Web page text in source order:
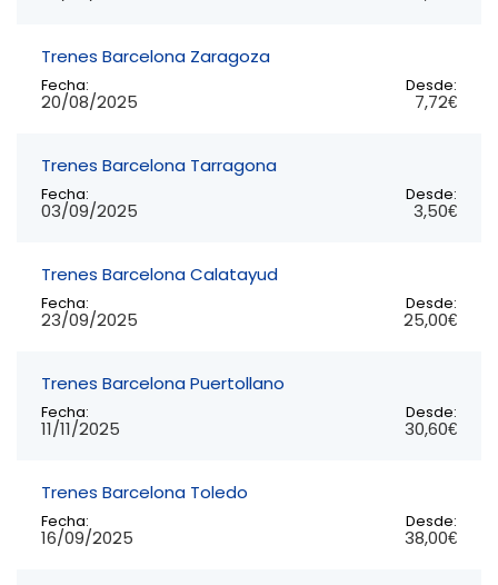
Trenes Barcelona Zaragoza
Fecha:
20/08/2025
Desde:
7,72€
Trenes Barcelona Tarragona
Fecha:
03/09/2025
Desde:
3,50€
Trenes Barcelona Calatayud
Fecha:
23/09/2025
Desde:
25,00€
Trenes Barcelona Puertollano
Fecha:
11/11/2025
Desde:
30,60€
Trenes Barcelona Toledo
Fecha:
16/09/2025
Desde:
38,00€